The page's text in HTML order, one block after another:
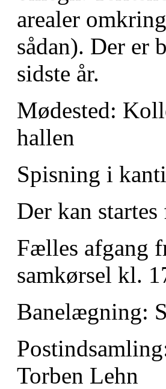
arealer
sådan). Der er
sidste år.
Mødested:
hallen
Spisning i
Der kan
Fælles afgang
samkørsel kl.
Banelægning:
Torben Lehn